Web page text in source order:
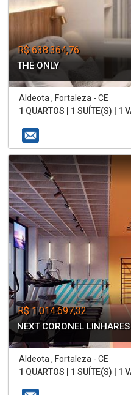
R$ 638.364,76
THE ONLY
Aldeota , Fortaleza - CE
1 QUARTOS | 1 SUÍTE(S) | 1
R$ 1.014.697,32
NEXT CORONEL LINHARES
Aldeota , Fortaleza - CE
1 QUARTOS | 1 SUÍTE(S) | 1